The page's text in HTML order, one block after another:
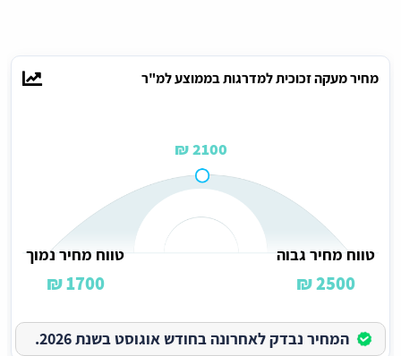
מחיר מעקה זכוכית למדרגות בממוצע למ"ר
2100 ₪
טווח מחיר גבוה
2500 ₪
טווח מחיר נמוך
1700 ₪
המחיר נבדק לאחרונה בחודש אוגוסט בשנת 2026.